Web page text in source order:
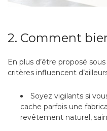
2. Comment
En plus d’être proposé
critères influencent
Soyez vigilants si
cache parfois une
revêtement naturel,